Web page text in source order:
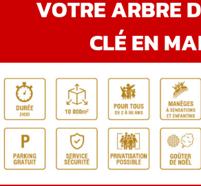
VOTRE ARBRE
CLÉ EN